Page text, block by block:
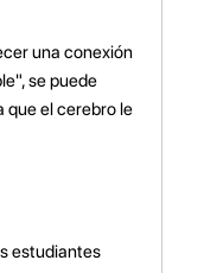
una conexión
se puede
que el cerebro le
estudiantes